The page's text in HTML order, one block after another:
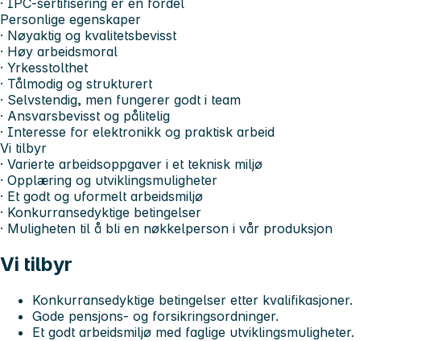
· IPC-sertifisering er en fordel
Personlige egenskaper
· Nøyaktig og kvalitetsbevisst
· Høy arbeidsmoral
· Yrkesstolthet
· Tålmodig og strukturert
· Selvstendig, men fungerer godt i team
· Ansvarsbevisst og pålitelig
· Interesse for elektronikk og praktisk arbeid
Vi tilbyr
· Varierte arbeidsoppgaver i et teknisk miljø
· Opplæring og utviklingsmuligheter
· Et godt og uformelt arbeidsmiljø
· Konkurransedyktige betingelser
· Muligheten til å bli en nøkkelperson i vår produksjon
Vi tilbyr
Konkurransedyktige betingelser etter kvalifikasjoner.
Gode pensjons- og forsikringsordninger.
Et godt arbeidsmiljø med faglige utviklingsmuligheter.